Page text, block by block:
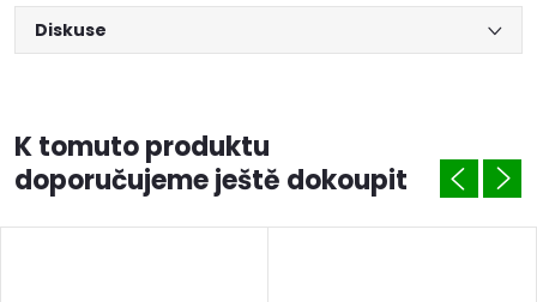
Diskuse
K tomuto produktu
doporučujeme ještě dokoupit